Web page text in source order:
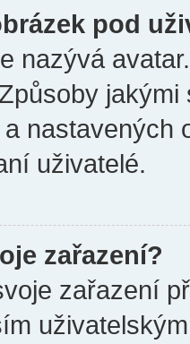
pod
nazývá
nastavených
uživatelé.
zařazení?
zařazení